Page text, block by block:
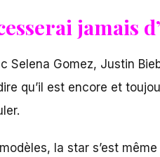
jamais
Selena Gomez, Justin
qu’il est encore et
la star s’est